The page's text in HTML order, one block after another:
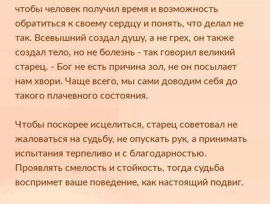
чтобы человек получил время и возможность
обратиться к своему сердцу и понять, что делал не
так. Всевышний создал душу, а не грех, он также
создал тело, но не болезнь - так говорил великий
старец. - Бог не есть причина зол, не он посылает
нам хвори. Чаще всего, мы сами доводим себя до
такого плачевного состояния.
Чтобы поскорее исцелиться, старец советовал не
жаловаться на судьбу, не опускать рук, а принимать
испытания терпеливо и с благодарностью.
Проявлять смелость и стойкость, тогда судьба
воспримет ваше поведение, как настоящий подвиг.